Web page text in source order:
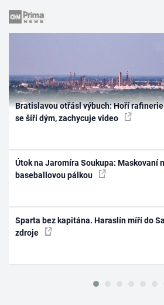
Bratislavou otřásl výbuch: Hoří
se šíří dým, zachycuje video
Útok na Jaromíra Soukupa: Maskovaní
baseballovou pálkou
Sparta bez kapitána. Haraslín míří do
zdroje